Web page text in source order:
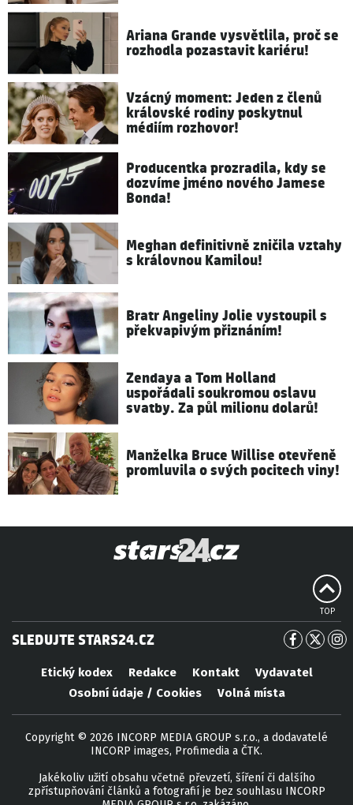
Ariana Grande vysvětlila, proč se
rozhodla pozastavit kariéru!
Vzácný moment: Jeden z členů
královské rodiny poskytnul
médiím rozhovor!
Producentka prozradila, kdy se
dozvíme jméno nového Jamese
Bonda!
Meghan definitivně zničila vztahy
s královnou Kamilou!
Bratr Angeliny Jolie vystoupil s
překvapivým přiznáním!
Zendaya a Tom Holland
uspořádali soukromou oslavu
svatby. Za půl milionu dolarů!
Manželka Bruce Willise otevřeně
promluvila o svých pocitech viny!
TOP
SLEDUJTE STARS24.CZ
Etický kodex Redakce Kontakt
Vydavatel
Osobní údaje / Cookies
Volná místa
Copyright © 2026 INCORP MEDIA GROUP s.r.o., a dodavatelé
INCORP images, Profimedia a ČTK.
Jakékoliv užití obsahu včetně převzetí, šíření či dalšího
zpřístupňování článků a fotografií je bez souhlasu INCORP